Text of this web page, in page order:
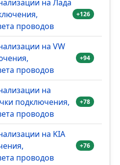
HIT
на Лада
проводов
на VW